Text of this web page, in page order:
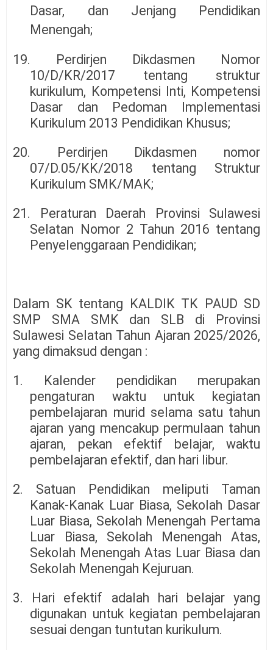
Dasar, dan Jenjang Pendidikan
Menengah;
19. Perdirjen Dikdasmen Nomor
10/D/KR/2017 tentang struktur
kurikulum, Kompetensi Inti, Kompetensi
Dasar dan Pedoman Implementasi
Kurikulum 2013 Pendidikan Khusus;
20. Perdirjen Dikdasmen nomor
07/D.05/KK/2018 tentang Struktur
Kurikulum SMK/MAK;
21. Peraturan Daerah Provinsi Sulawesi
Selatan Nomor 2 Tahun 2016 tentang
Penyelenggaraan Pendidikan;
Dalam SK tentang KALDIK TK PAUD SD
SMP SMA SMK dan SLB di Provinsi
Sulawesi Selatan Tahun Ajaran 2025/2026,
yang dimaksud dengan :
1. Kalender pendidikan merupakan
pengaturan waktu untuk kegiatan
pembelajaran murid selama satu tahun
ajaran yang mencakup permulaan tahun
ajaran, pekan efektif belajar, waktu
pembelajaran efektif, dan hari libur.
2. Satuan Pendidikan meliputi Taman
Kanak-Kanak Luar Biasa, Sekolah Dasar
Luar Biasa, Sekolah Menengah Pertama
Luar Biasa, Sekolah Menengah Atas,
Sekolah Menengah Atas Luar Biasa dan
Sekolah Menengah Kejuruan.
3. Hari efektif adalah hari belajar yang
digunakan untuk kegiatan pembelajaran
sesuai dengan tuntutan kurikulum.